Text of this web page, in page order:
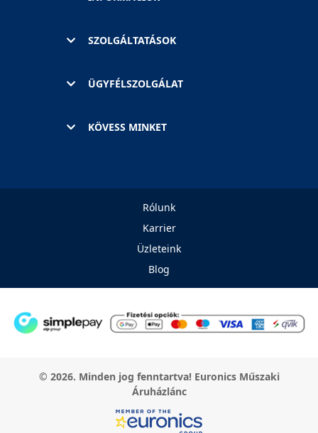
SZOLGÁLTATÁSOK
ÜGYFÉLSZOLGÁLAT
KÖVESS MINKET
Rólunk
Karrier
Üzleteink
Blog
© 2026. Minden jog fenntartva! Euronics Műszaki
Áruházlánc